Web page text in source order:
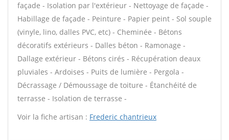
façade - Isolation par l'extérieur - Nettoyage de façade -
Habillage de façade - Peinture - Papier peint - Sol souple
(vinyle, lino, dalles PVC, etc) - Cheminée - Bétons
décoratifs extérieurs - Dalles béton - Ramonage -
Dallage extérieur - Bétons cirés - Récupération deaux
pluviales - Ardoises - Puits de lumière - Pergola -
Décrassage / Démoussage de toiture - Étanchéité de
terrasse - Isolation de terrasse -
Voir la fiche artisan : Frederic chantrieux